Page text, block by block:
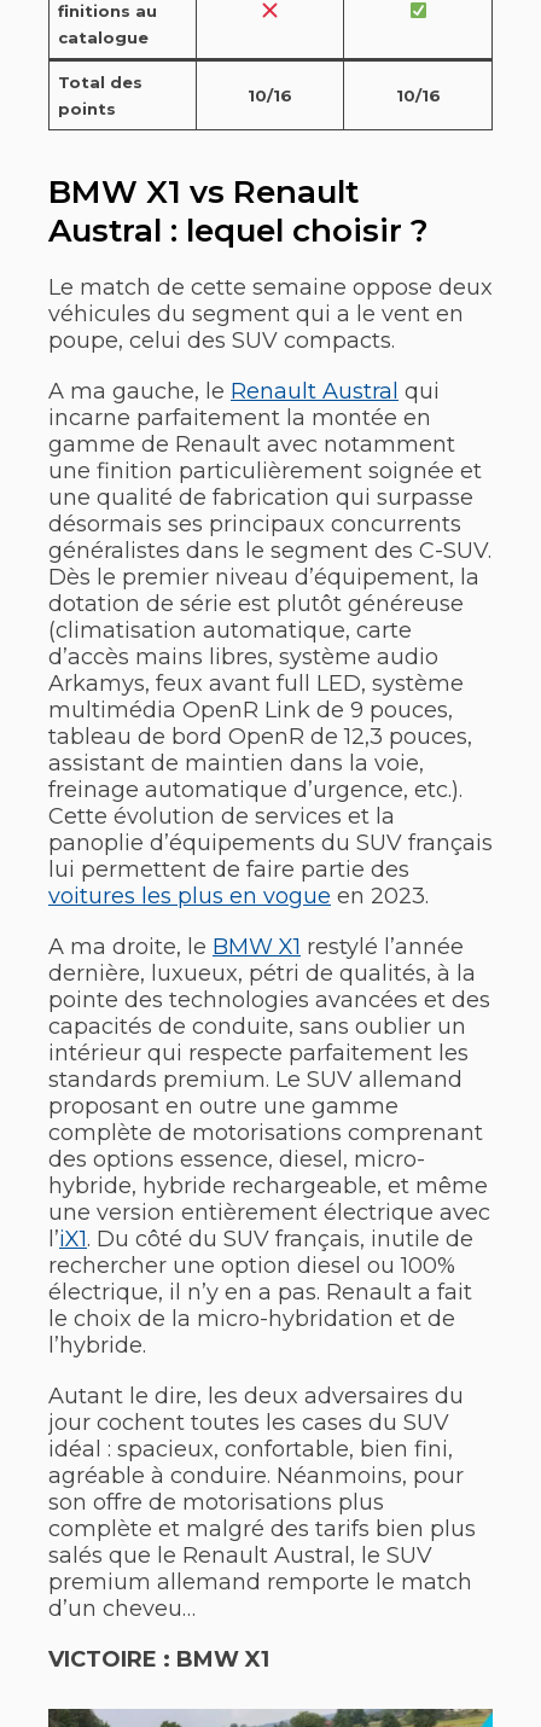
finitions au
catalogue
Total des
points
10/16 10/16
BMW X1 vs Renault
Austral : lequel choisir ?
Le match de cette semaine oppose deux
véhicules du segment qui a le vent en
poupe, celui des SUV compacts.
A ma gauche, le Renault Austral qui
incarne parfaitement la montée en
gamme de Renault avec notamment
une finition particulièrement soignée et
une qualité de fabrication qui surpasse
désormais ses principaux concurrents
généralistes dans le segment des C-SUV.
Dès le premier niveau d’équipement, la
dotation de série est plutôt généreuse
(climatisation automatique, carte
d’accès mains libres, système audio
Arkamys, feux avant full LED, système
multimédia OpenR Link de 9 pouces,
tableau de bord OpenR de 12,3 pouces,
assistant de maintien dans la voie,
freinage automatique d’urgence, etc.).
Cette évolution de services et la
panoplie d’équipements du SUV français
lui permettent de faire partie des
voitures les plus en vogue en 2023.
A ma droite, le BMW X1 restylé l’année
dernière, luxueux, pétri de qualités, à la
pointe des technologies avancées et des
capacités de conduite, sans oublier un
intérieur qui respecte parfaitement les
standards premium. Le SUV allemand
proposant en outre une gamme
complète de motorisations comprenant
des options essence, diesel, micro-
hybride, hybride rechargeable, et même
une version entièrement électrique avec
l’iX1. Du côté du SUV français, inutile de
rechercher une option diesel ou 100%
électrique, il n’y en a pas. Renault a fait
le choix de la micro-hybridation et de
l’hybride.
Autant le dire, les deux adversaires du
jour cochent toutes les cases du SUV
idéal : spacieux, confortable, bien fini,
agréable à conduire. Néanmoins, pour
son offre de motorisations plus
complète et malgré des tarifs bien plus
salés que le Renault Austral, le SUV
premium allemand remporte le match
d’un cheveu…
VICTOIRE : BMW X1